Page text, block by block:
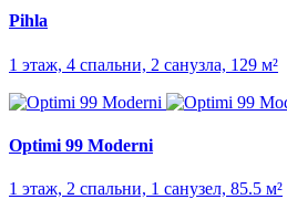
Pihla
1 этаж, 4 спальни, 2 санузла, 129 м²
Optimi 99 Moderni
1 этаж, 2 спальни, 1 санузел, 85.5 м²